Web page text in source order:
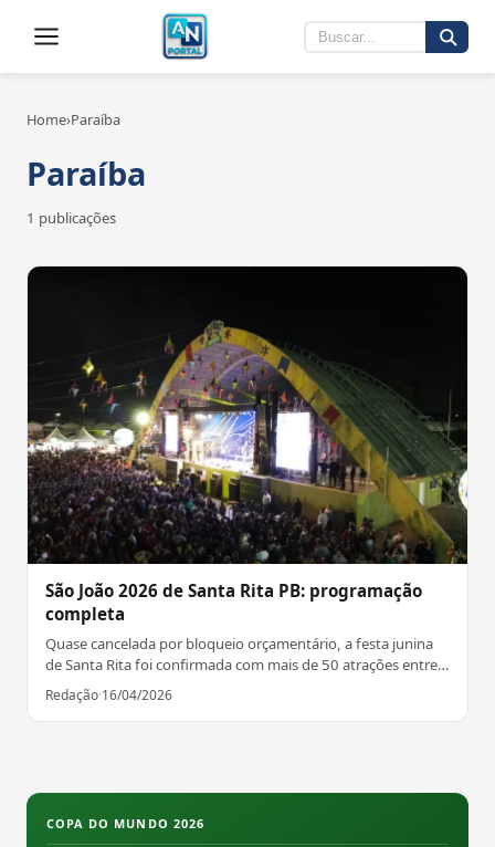
Home›Paraíba
Paraíba
1 publicações
São João 2026 de Santa Rita PB: programação
completa
Quase cancelada por bloqueio orçamentário, a festa junina
de Santa Rita foi confirmada com mais de 50 atrações entre
12 de junho e 5 de julho de 2026.
Redação·16/04/2026
COPA DO MUNDO 2026